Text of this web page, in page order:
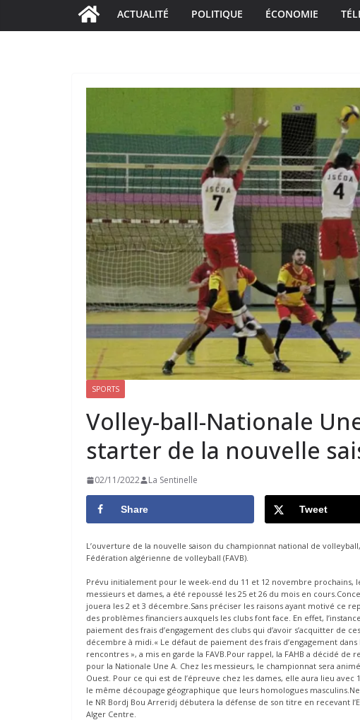
ACTUALITÉ POLITIQUE ÉCONOMIE
SPORTS
Volley-ball-Nationale
starter de la nouvelle
02/11/2022 La Sentinelle
Share Tweet
L’ouverture de la nouvelle saison du championnat national de
Fédération algérienne de volleyball (FAVB).
Prévu initialement pour le week-end du 11 et 12 novembre prochains,
messieurs et dames, a été repoussé les 25 et 26 du mois en
jouera les 2 et 3 décembre.Sans préciser les raisons ayant motivé ce
des problèmes financiers auxquels les clubs font face. En effet,
paiement des frais d’engagement des clubs qui d’avoir s’acquitter de
décembre à midi.« Le défaut de paiement des frais d’engagement
rencontres », a mis en garde la FAVB.Pour rappel, la FAHB a décidé
pour la Nationale Une A. Chez les messieurs, le championnat sera
Ouest. Pour ce qui est de l’épreuve chez les dames, elle aura lieu
le même découpage géographique que leurs homologues
le NR Bordj Bou Arreridj débutera la défense de son titre en recevant
Alger Centre.